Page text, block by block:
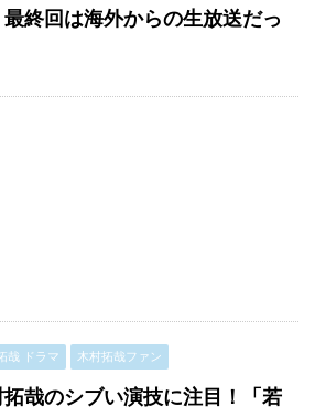
最終回は海外からの生放送だっ
哉 ドラマ 木村拓哉ファン
拓哉のシブい演技に注目！「若